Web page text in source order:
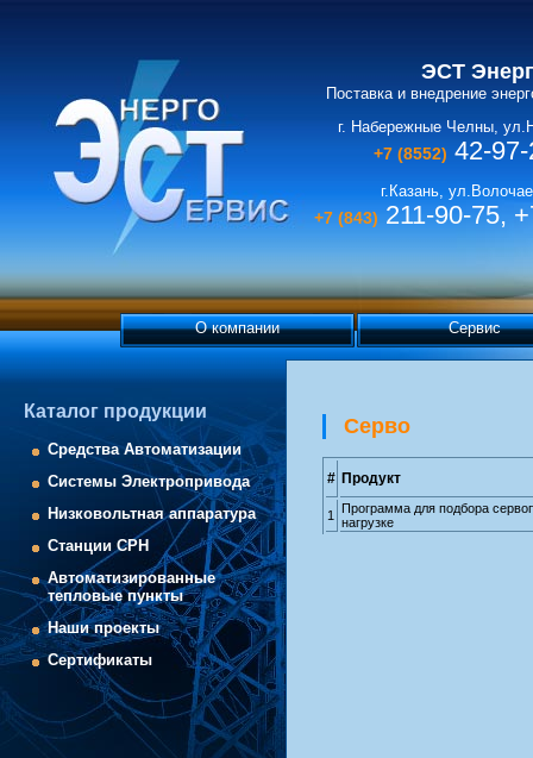
ЭСТ
Поставка и внедрение
г. Набережные Челны,
+7 (8552) 42-
г.Казань,
+7 (843) 211-90-75,
О компании Сервис
Каталог продукции
Средства Автоматизации
Системы Электропривода
Низковольтная аппаратура
Cтанции СРН
Автоматизированные
тепловые пункты
Наши проекты
Сертификаты
Серво
# Продукт
1
Программа для подбора
нагрузке